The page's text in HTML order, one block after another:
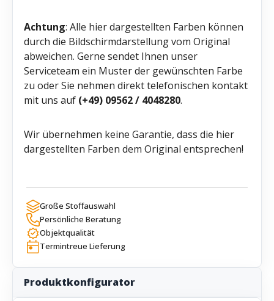
Achtung: Alle hier dargestellten Farben können
durch die Bildschirmdarstellung vom Original
abweichen. Gerne sendet Ihnen unser
Serviceteam ein Muster der gewünschten Farbe
zu oder Sie nehmen direkt telefonischen kontakt
mit uns auf (+49) 09562 / 4048280.
Wir übernehmen keine Garantie, dass die hier
dargestellten Farben dem Original entsprechen!
Große Stoffauswahl
Persönliche Beratung
Objektqualität
Termintreue Lieferung
Produktkonfigurator